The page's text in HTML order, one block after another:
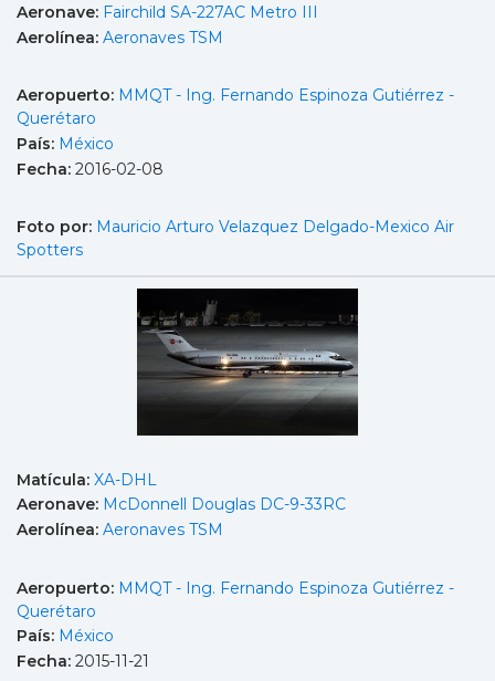
Aeronave: Fairchild SA-227AC Metro III
Aerolínea: Aeronaves TSM
Aeropuerto: MMQT - Ing. Fernando Espinoza Gutiérrez -
Querétaro
País: México
Fecha: 2016-02-08
Foto por: Mauricio Arturo Velazquez Delgado-Mexico Air
Spotters
Matícula: XA-DHL
Aeronave: McDonnell Douglas DC-9-33RC
Aerolínea: Aeronaves TSM
Aeropuerto: MMQT - Ing. Fernando Espinoza Gutiérrez -
Querétaro
País: México
Fecha: 2015-11-21